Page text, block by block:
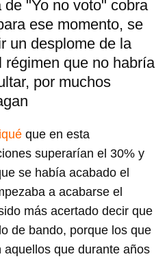
de "Yo no voto" cobra
ese momento, se
un desplome de la
régimen que no habría
por muchos
que en esta
superarían el 30% y
se había acabado el
a acabarse el
más acertado decir que
de bando, porque los que
que durante años